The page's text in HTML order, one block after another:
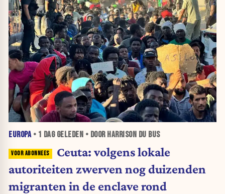
EUROPA• 1 DAGGELEDEN • DOOR HARRISON DU BUS
Ceuta: volgens lokale
autoriteiten zwerven nog duizenden
migranten in de enclave rond